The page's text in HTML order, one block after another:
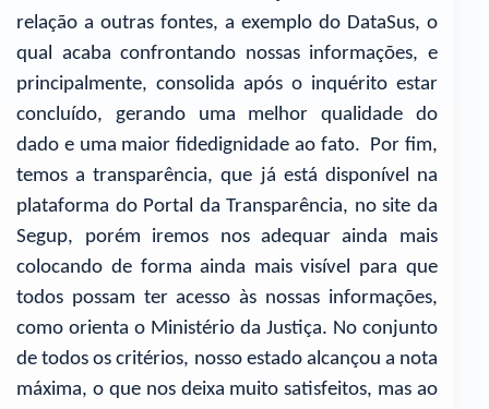
relação a outras fontes, a exemplo do DataSus, o
qual acaba confrontando nossas informações, e
principalmente, consolida após o inquérito estar
concluído, gerando uma melhor qualidade do
dado e uma maior fidedignidade ao fato. Por fim,
temos a transparência, que já está disponível na
plataforma do Portal da Transparência, no site da
Segup, porém iremos nos adequar ainda mais
colocando de forma ainda mais visível para que
todos possam ter acesso às nossas informações,
como orienta o Ministério da Justiça. No conjunto
de todos os critérios, nosso estado alcançou a nota
máxima, o que nos deixa muito satisfeitos, mas ao